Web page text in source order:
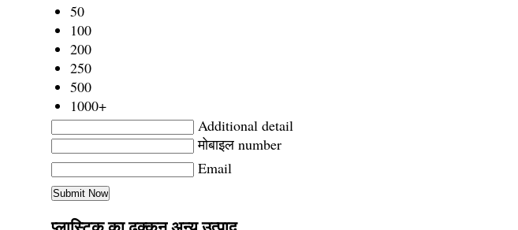
50
100
200
250
500
1000+
Additional detail
मोबाइल number
Email